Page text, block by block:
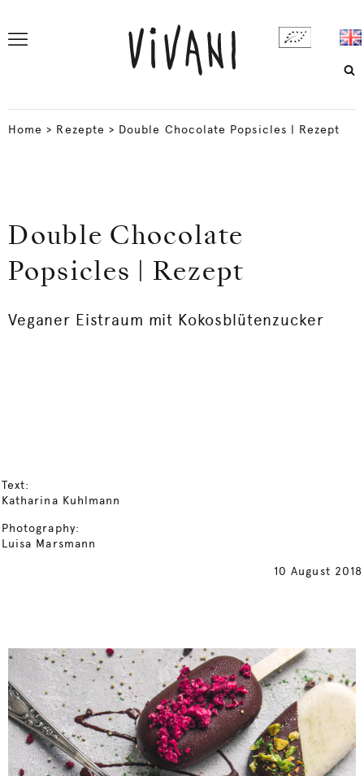
Home > Rezepte > Double Chocolate Popsicles | Rezept
Double Chocolate
Popsicles | Rezept
Veganer Eistraum mit Kokosblütenzucker
Text:
Katharina Kuhlmann
Photography:
Luisa Marsmann
10 August 2018